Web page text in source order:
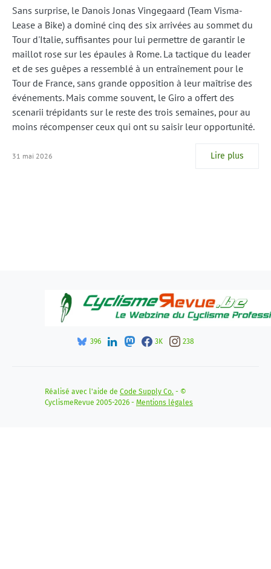
Sans surprise, le Danois Jonas Vingegaard (Team Visma-
Lease a Bike) a dominé cinq des six arrivées au sommet du
Tour d'Italie, suffisantes pour lui permettre de garantir le
maillot rose sur les épaules à Rome. La tactique du leader
et de ses guêpes a ressemblé à un entraînement pour le
Tour de France, sans grande opposition à leur maîtrise des
événements. Mais comme souvent, le Giro a offert des
scenarii trépidants sur le reste des trois semaines, pour au
moins récompenser ceux qui ont su saisir leur opportunité.
31 mai 2026 Lire plus
396 3K 238
Réalisé avec l'aide de Code Supply Co. - ©
CyclismeRevue 2005-2026 - Mentions légales